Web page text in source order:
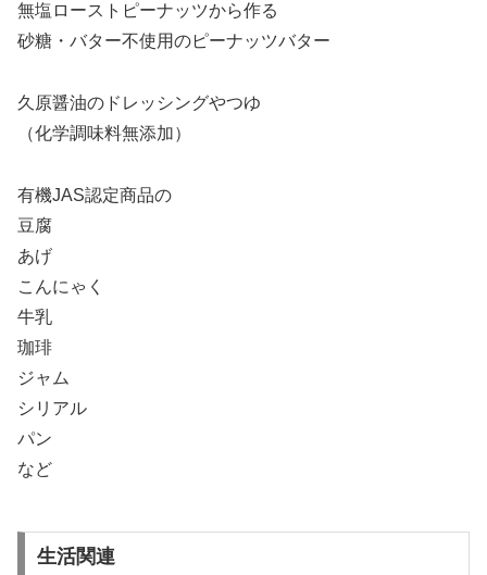
無塩ローストピーナッツから作る
砂糖・バター不使用のピーナッツバター
久原醤油のドレッシングやつゆ
（化学調味料無添加）
有機JAS認定商品の
豆腐
あげ
こんにゃく
牛乳
珈琲
ジャム
シリアル
パン
など
生活関連